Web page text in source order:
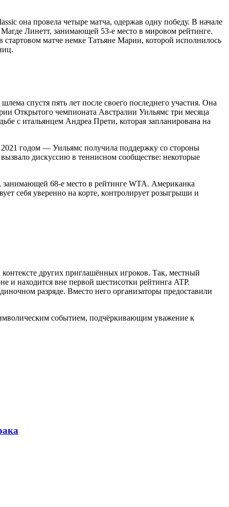
она провела четыре матча, одержав одну победу. В начале
Магде Линетт, занимающей 53-е место в мировом рейтинге.
матче немке Татьяне Марии, которой исполнилось
спустя пять лет после своего последнего участия. Она
Открытого чемпионата Австралии Уильямс три месяца
с итальянцем Андреа Прети, которая запланирована на
годом — Уильямс получила поддержку со стороны
дискуссию в теннисном сообществе: некоторые
68-е место в рейтинге WTA. Американка
себя уверенно на корте, контролирует розыгрыши и
других приглашённых игроков. Так, местный
и находится вне первой шестисотки рейтинга ATP.
разряде. Вместо него организаторы предоставили
событием, подчёркивающим уважение к